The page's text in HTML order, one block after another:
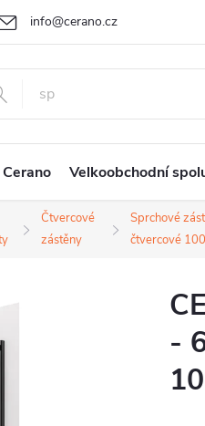
+420 226 400 232
info@cerano.cz
nabídka na míru
Velkoobchodní
Čtvercové
zástěny
Sprchové
čtvercové
-